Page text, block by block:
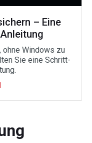
– Eine
ohne Windows zu
Sie eine Schritt-